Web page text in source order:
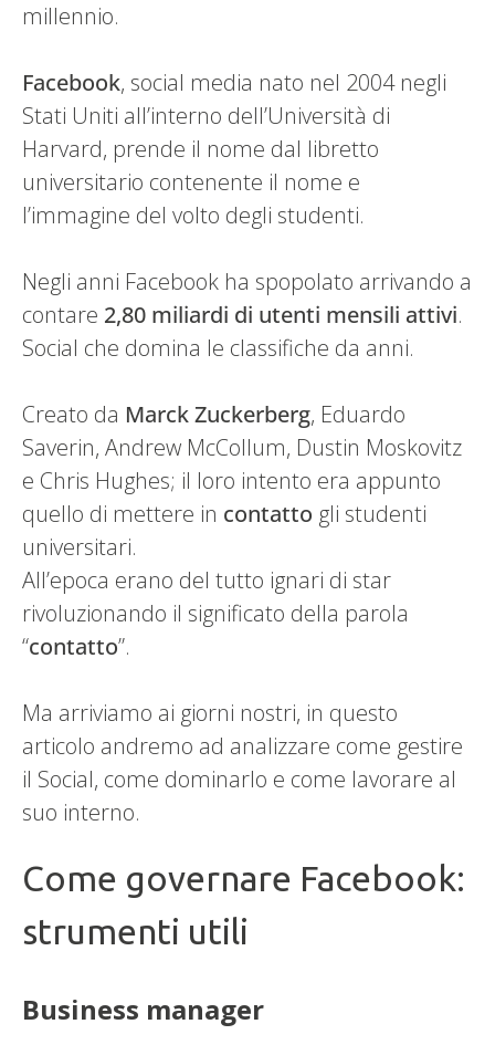
millennio.
Facebook, social media nato nel 2004 negli
Stati Uniti all’interno dell’Università di
Harvard, prende il nome dal libretto
universitario contenente il nome e
l’immagine del volto degli studenti.
Negli anni Facebook ha spopolato arrivando a
contare 2,80 miliardi di utenti mensili attivi.
Social che domina le classifiche da anni.
Creato da Marck Zuckerberg, Eduardo
Saverin, Andrew McCollum, Dustin Moskovitz
e Chris Hughes; il loro intento era appunto
quello di mettere in contatto gli studenti
universitari.
All’epoca erano del tutto ignari di star
rivoluzionando il significato della parola
“contatto”.
Ma arriviamo ai giorni nostri, in questo
articolo andremo ad analizzare come gestire
il Social, come dominarlo e come lavorare al
suo interno.
Come governare Facebook:
strumenti utili
Business manager